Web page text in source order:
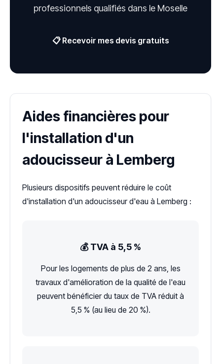
professionnels qualifiés dans le Moselle
📋 Recevoir mes devis gratuits
Aides financières pour
l'installation d'un
adoucisseur à Lemberg
Plusieurs dispositifs peuvent réduire le coût
d'installation d'un adoucisseur d'eau à Lemberg :
💰 TVA à 5,5 %
Pour les logements de plus de 2 ans, les
travaux d'amélioration de la qualité de l'eau
peuvent bénéficier du taux de TVA réduit à
5,5 % (au lieu de 20 %).